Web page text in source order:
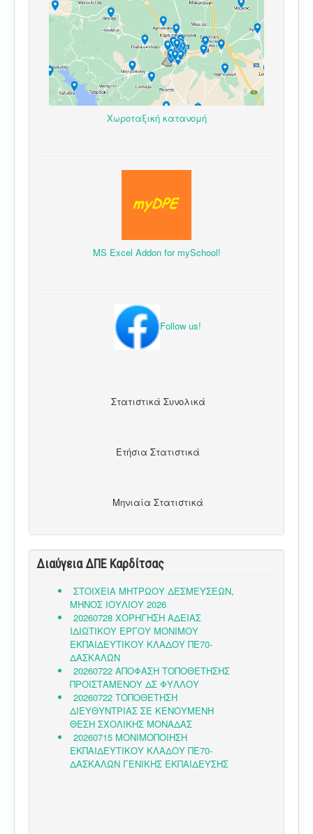
Χωροταξική κατανομή
MS Excel Addon for mySchool!
Follow us!
Στατιστικά Συνολικά
Ετήσια Στατιστικά
Μηνιαία Στατιστικά
Διαύγεια ΔΠΕ Καρδίτσας